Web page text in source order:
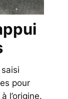
pour
l’origine.